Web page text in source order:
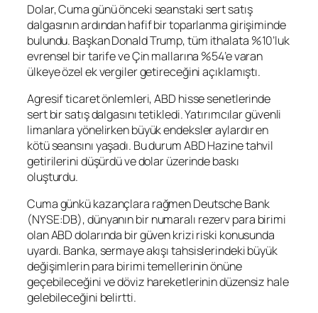
Dolar, Cuma günü önceki seanstaki sert satış
dalgasının ardından hafif bir toparlanma girişiminde
bulundu. Başkan Donald Trump, tüm ithalata %10’luk
evrensel bir tarife ve Çin mallarına %54’e varan
ülkeye özel ek vergiler getireceğini açıklamıştı.
Agresif ticaret önlemleri, ABD hisse senetlerinde
sert bir satış dalgasını tetikledi. Yatırımcılar güvenli
limanlara yönelirken büyük endeksler aylardır en
kötü seansını yaşadı. Bu durum ABD Hazine tahvil
getirilerini düşürdü ve dolar üzerinde baskı
oluşturdu.
Cuma günkü kazançlara rağmen Deutsche Bank
(NYSE:DB), dünyanın bir numaralı rezerv para birimi
olan ABD dolarında bir güven krizi riski konusunda
uyardı. Banka, sermaye akışı tahsislerindeki büyük
değişimlerin para birimi temellerinin önüne
geçebileceğini ve döviz hareketlerinin düzensiz hale
gelebileceğini belirtti.